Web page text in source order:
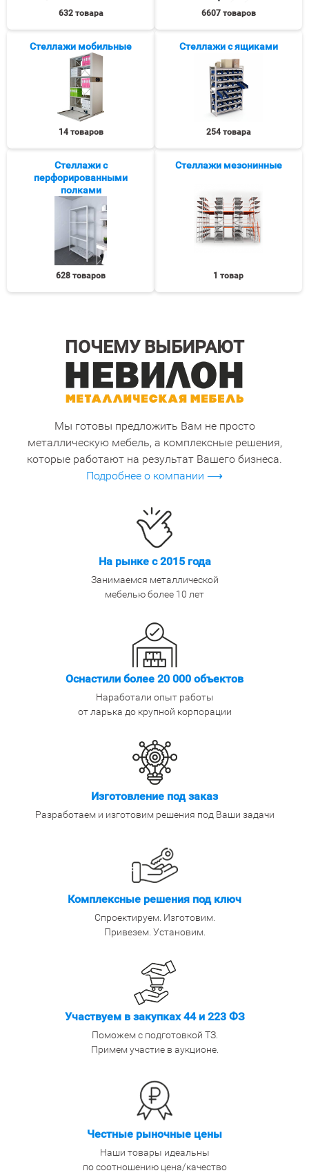
632 товара 6607 товаров
Стеллажи мобильные
14 товаров
Стеллажи с ящиками
254 товара
Стеллажи с
перфорированными
полками
628 товаров
Стеллажи мезонинные
1 товар
ПОЧЕМУ ВЫБИРАЮТ
Мы готовы предложить Вам не просто
металлическую мебель, а комплексные решения,
которые работают на результат Вашего бизнеса.
Подробнее о компании ⟶
На рынке с 2015 года
Занимаемся металлической
мебелью более 10 лет
Оснастили более 20 000 объектов
Наработали опыт работы
от ларька до крупной корпорации
Изготовление под заказ
Разработаем и изготовим решения под Ваши задачи
Комплексные решения под ключ
Спроектируем. Изготовим.
Привезем. Установим.
Участвуем в закупках 44 и 223 ФЗ
Поможем с подготовкой ТЗ.
Примем участие в аукционе.
Честные рыночные цены
Наши товары идеальны
по соотношению цена/качество